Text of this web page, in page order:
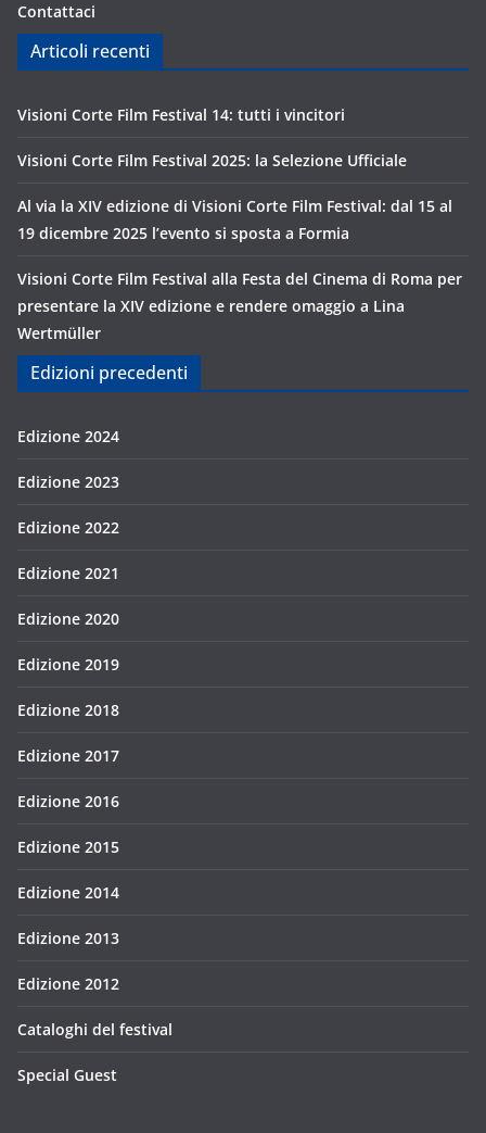
Contattaci
Articoli recenti
Visioni Corte Film Festival 14: tutti i vincitori
Visioni Corte Film Festival 2025: la Selezione Ufficiale
Al via la XIV edizione di Visioni Corte Film Festival: dal 15 al
19 dicembre 2025 l’evento si sposta a Formia
Visioni Corte Film Festival alla Festa del Cinema di Roma per
presentare la XIV edizione e rendere omaggio a Lina
Wertmüller
Edizioni precedenti
Edizione 2024
Edizione 2023
Edizione 2022
Edizione 2021
Edizione 2020
Edizione 2019
Edizione 2018
Edizione 2017
Edizione 2016
Edizione 2015
Edizione 2014
Edizione 2013
Edizione 2012
Cataloghi del festival
Special Guest